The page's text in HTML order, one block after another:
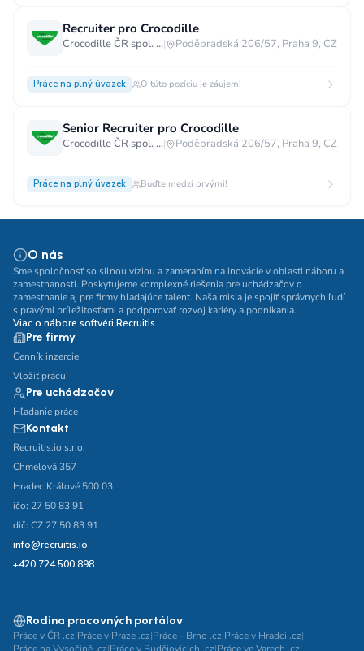
Recruiter pro Crocodille
Crocodille ČR spol. s.r.o.| Poděbradská 206/57, Praha 9, CZ
Práce na plný úvazek O túto pozíciu je záujem!
Senior Recruiter pro Crocodille
Crocodille ČR spol. s.r.o.| Poděbradská 206/57, Praha 9, CZ
Práce na plný úvazek Buďte medzi prvými!
O nás
Sme spoločnosť so silnou víziou a zameraním na inovácie v oblasti náboru a
zamestnanosti. Poskytujeme komplexné riešenia pre uchádzačov o
zamestnanie aj pre firmy hľadajúce talent. Naša misia je spojiť správnych ľudí
s pravými príležitosťami a podporovať rozvoj kariéry a podnikania.
Viac o nábore softvéri Recruitis
Pre firmy
Cenník inzercie
Vložiť prácu
Pre uchádzačov
Hľadanie práce
Kontakt
Recruitis.io s.r.o.
Chmelová 357
Hradec Králové 500 03
ičo: 27 50 83 91
dič: CZ 27 50 83 91
info@recruitis.io
+420 724 500 898
Rodina pracovných portálov
Práce v ČR .cz|Práce v Praze .cz|Práce - Brno .cz|Práce v Hradci .cz|